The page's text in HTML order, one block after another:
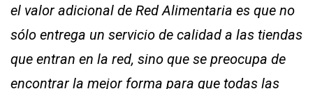
el valor adicional de Red Alimentaria es que no
sólo entrega un servicio de calidad a las tiendas
que entran en la red, sino que se preocupa de
encontrar la mejor forma para que todas las